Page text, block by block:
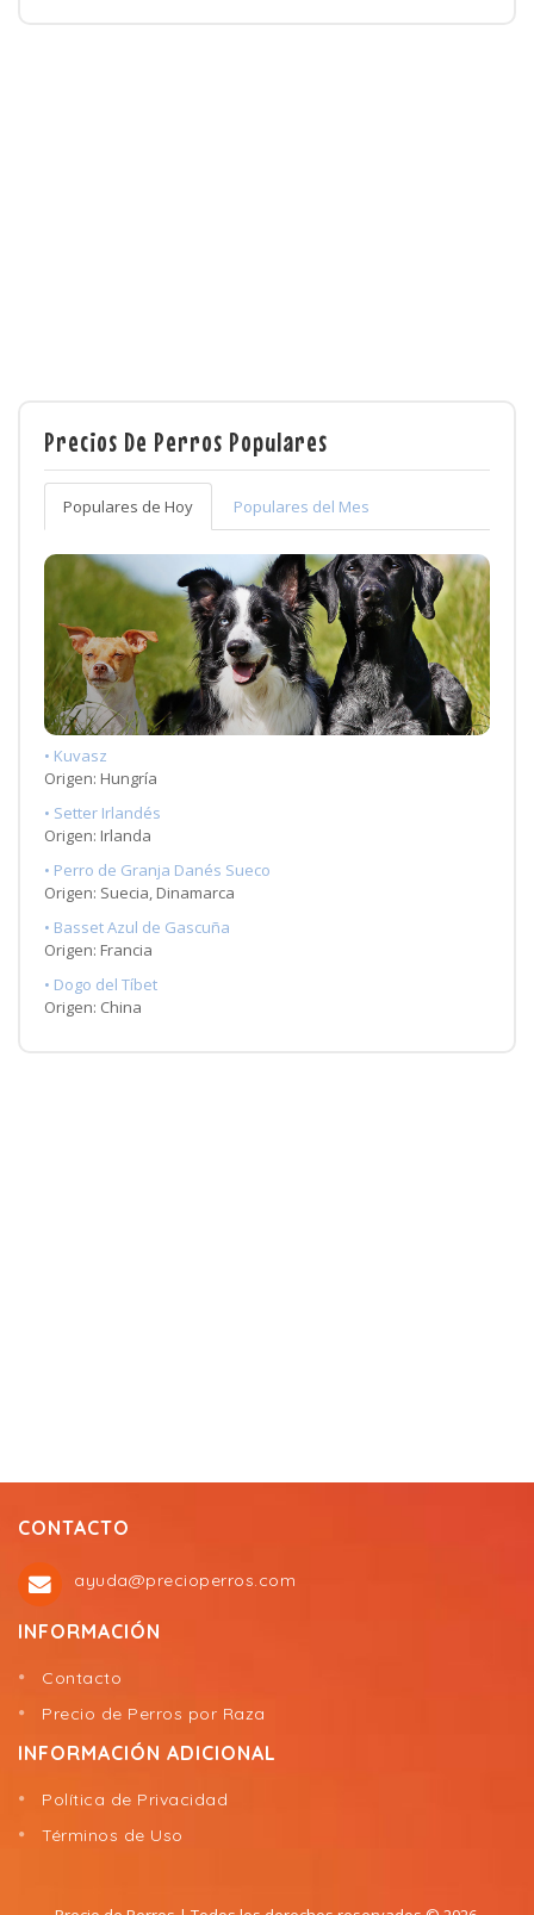
Precios De Perros Populares
Populares de Hoy Populares del Mes
• Kuvasz
Origen: Hungría
• Setter Irlandés
Origen: Irlanda
• Perro de Granja Danés Sueco
Origen: Suecia, Dinamarca
• Basset Azul de Gascuña
Origen: Francia
• Dogo del Tíbet
Origen: China
CONTACTO
ayuda@precioperros.com
INFORMACIÓN
Contacto
Precio de Perros por Raza
INFORMACIÓN ADICIONAL
Política de Privacidad
Términos de Uso